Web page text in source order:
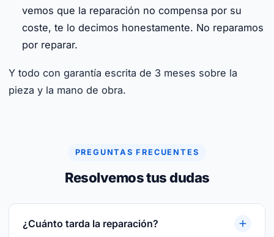
vemos que la reparación no compensa por su
coste, te lo decimos honestamente. No reparamos
por reparar.
Y todo con garantía escrita de 3 meses sobre la
pieza y la mano de obra.
PREGUNTAS FRECUENTES
Resolvemos tus dudas
¿Cuánto tarda la reparación?